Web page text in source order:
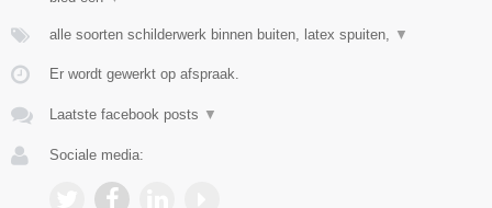
alle soorten schilderwerk binnen buiten, latex spuiten, ▼
Er wordt gewerkt op afspraak.
Laatste facebook posts ▼
Sociale media: